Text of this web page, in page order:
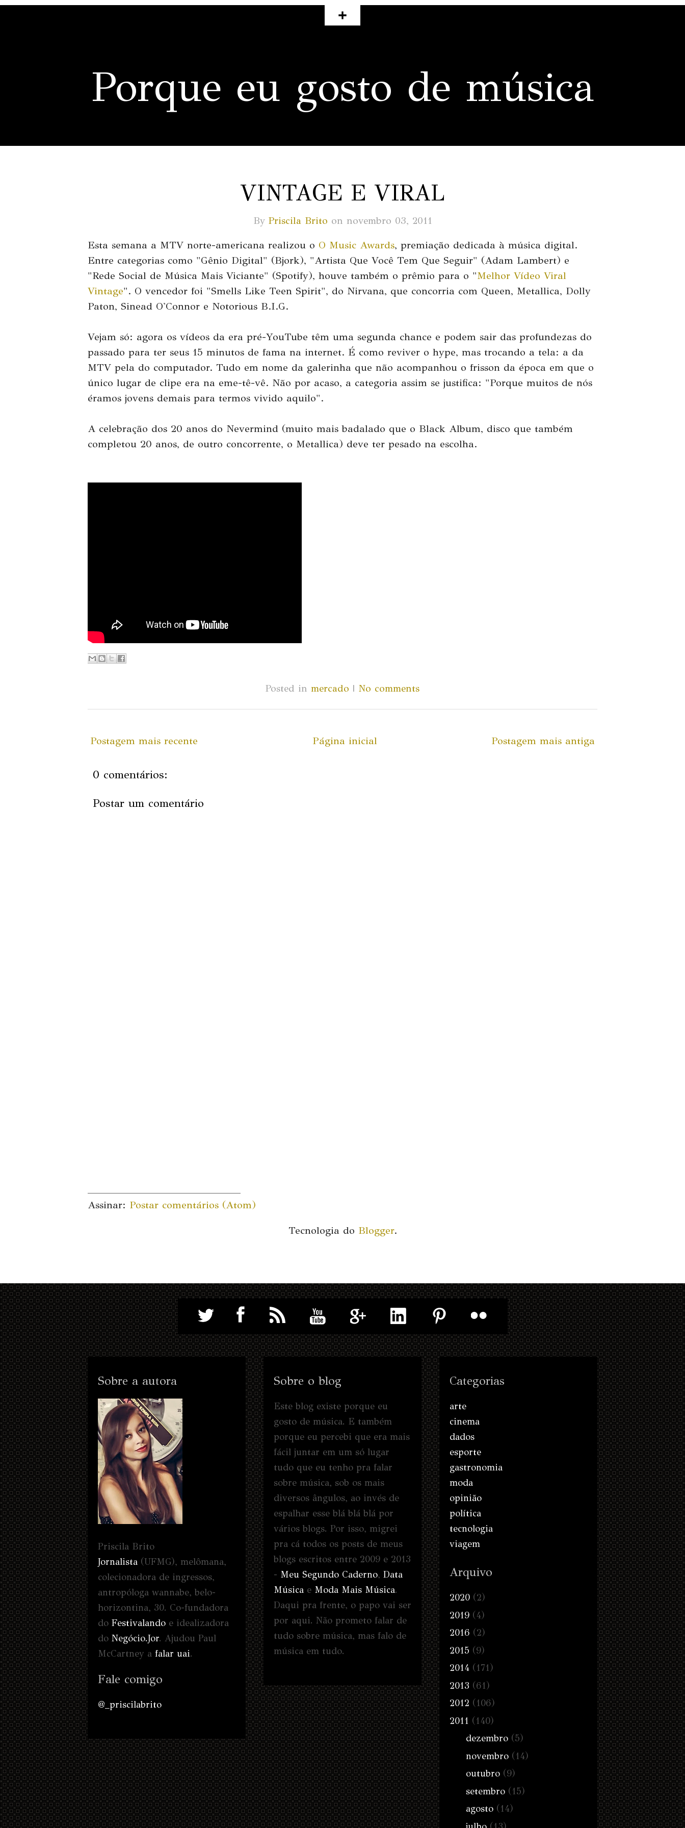
Porque eu gosto de música
VINTAGE E VIRAL
By Priscila Brito on novembro 03, 2011
Esta semana a MTV norte-americana realizou o O Music Awards, premiação dedicada à música digital.
Entre categorias como "Gênio Digital" (Bjork), "Artista Que Você Tem Que Seguir" (Adam Lambert) e
"Rede Social de Música Mais Viciante" (Spotify), houve também o prêmio para o "Melhor Vídeo Viral
Vintage". O vencedor foi "Smells Like Teen Spirit", do Nirvana, que concorria com Queen, Metallica, Dolly
Paton, Sinead O'Connor e Notorious B.I.G.
Vejam só: agora os vídeos da era pré-YouTube têm uma segunda chance e podem sair das profundezas do
passado para ter seus 15 minutos de fama na internet. É como reviver o hype, mas trocando a tela: a da
MTV pela do computador. Tudo em nome da galerinha que não acompanhou o frisson da época em que o
único lugar de clipe era na eme-tê-vê. Não por acaso, a categoria assim se justifica: "Porque muitos de nós
éramos jovens demais para termos vivido aquilo".
A celebração dos 20 anos do Nevermind (muito mais badalado que o Black Album, disco que também
completou 20 anos, de outro concorrente, o Metallica) deve ter pesado na escolha.
Posted in mercado | No comments
Postagem mais recente Postagem mais antiga
Página inicial
0 comentários:
Postar um comentário
Assinar: Postar comentários (Atom)
Tecnologia do Blogger.
Sobre a autora
Priscila Brito
Jornalista (UFMG), melômana,
colecionadora de ingressos,
antropóloga wannabe, belo-
horizontina, 30. Co-fundadora
do Festivalando e idealizadora
do Negócio.Jor. Ajudou Paul
McCartney a falar uai.
Fale comigo
@_priscilabrito
Sobre o blog
Este blog existe porque eu
gosto de música. E também
porque eu percebi que era mais
fácil juntar em um só lugar
tudo que eu tenho pra falar
sobre música, sob os mais
diversos ângulos, ao invés de
espalhar esse blá blá blá por
vários blogs. Por isso, migrei
pra cá todos os posts de meus
blogs escritos entre 2009 e 2013
- Meu Segundo Caderno, Data
Música e Moda Mais Música.
Daqui pra frente, o papo vai ser
por aqui. Não prometo falar de
tudo sobre música, mas falo de
música em tudo.
Categorias
arte
cinema
dados
esporte
gastronomia
moda
opinião
política
tecnologia
viagem
Arquivo
2020 (2)
2019 (4)
2016 (2)
2015 (9)
2014 (171)
2013 (61)
2012 (106)
2011 (140)
dezembro (5)
novembro (14)
outubro (9)
setembro (15)
agosto (14)